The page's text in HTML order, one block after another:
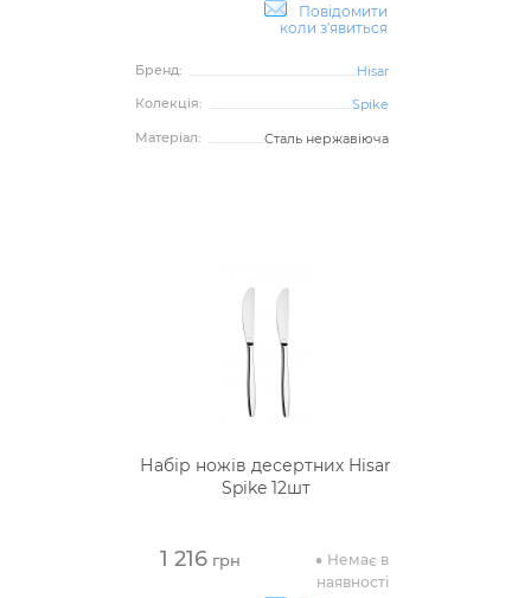
Повідомити
коли з'явиться
Бренд:
Hisar
Колекція:
Spike
Матеріал:
Сталь нержавіюча
Набір ножів десертних Hisar
Spike 12шт
1 216 грн
Немає в
наявності